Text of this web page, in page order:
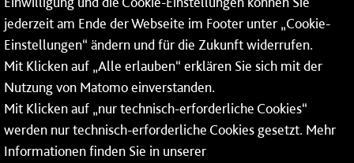
Rheinallee 41
55118 Mainz
Tel.:06131 - 12 74 74
Fax: 06131 - 12 74 77
jederzeit am Ende der Webseite im Footer unter „Cookie-
Einstellungen“ ändern und für die Zukunft widerrufen.
Mit Klicken auf „Alle erlauben“ erklären Sie sich mit der
Nutzung von Matomo einverstanden.
Mit Klicken auf „nur technisch-erforderliche Cookies“
werden nur technisch-erforderliche Cookies gesetzt. Mehr
Informationen finden Sie in unserer